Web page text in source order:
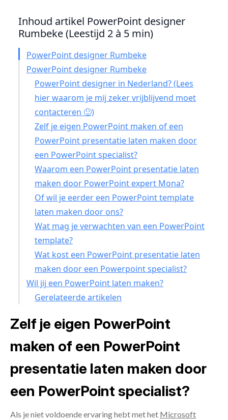
Inhoud artikel PowerPoint designer
Rumbeke (Leestijd 2 à 5 min)
PowerPoint designer Rumbeke
PowerPoint designer Rumbeke
PowerPoint designer in Nederland? (Lees
hier waarom je mij zeker vrijblijvend moet
contacteren 🙂)
Zelf je eigen PowerPoint maken of een
PowerPoint presentatie laten maken door
een PowerPoint specialist?
Waarom een PowerPoint presentatie laten
maken door PowerPoint expert Mona?
Of wil je eerder een PowerPoint template
laten maken door ons?
Wat mag je verwachten van een PowerPoint
template?
Wat kost een PowerPoint presentatie laten
maken door een Powerpoint specialist?
Wil jij een PowerPoint laten maken?
Gerelateerde artikelen
Zelf je eigen PowerPoint
maken of een PowerPoint
presentatie laten maken door
een PowerPoint specialist?
Als je niet voldoende ervaring hebt met het Microsoft